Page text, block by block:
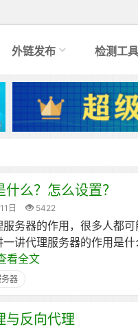
外链发布 检测工具
么？怎么设置？
日 5422
务器的作用，很多人都
讲代理服务器的作用是
看全文
器
与反向代理